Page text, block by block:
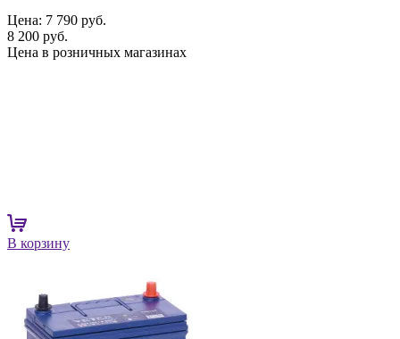
Цена: 7 790 руб.
8 200 руб.
Цена в розничных магазинах
В корзину